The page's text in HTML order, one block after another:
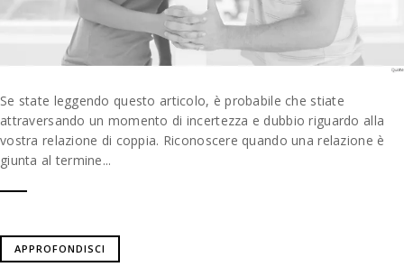
Se state leggendo questo articolo, è probabile che stiate
attraversando un momento di incertezza e dubbio riguardo alla
vostra relazione di coppia. Riconoscere quando una relazione è
giunta al termine...
APPROFONDISCI